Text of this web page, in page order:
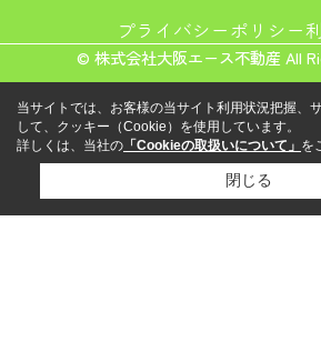
プライバシーポリシー
© 株式会社大阪エース不動産 All
当サイトでは、お客様の当サイト利用状況把握、
して、クッキー（Cookie）を使用しています。
詳しくは、当社の 「Cookieの取扱いについて」 を
閉じる